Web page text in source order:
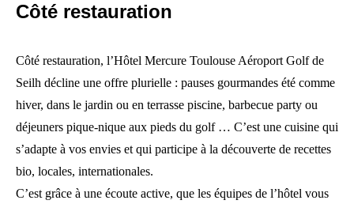
Côté restauration
Côté restauration, l’Hôtel Mercure Toulouse Aéroport Golf de
Seilh décline une offre plurielle : pauses gourmandes été comme
hiver, dans le jardin ou en terrasse piscine, barbecue party ou
déjeuners pique-nique aux pieds du golf … C’est une cuisine qui
s’adapte à vos envies et qui participe à la découverte de recettes
bio, locales, internationales.
C’est grâce à une écoute active, que les équipes de l’hôtel vous